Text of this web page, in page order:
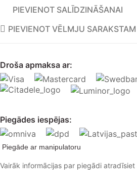
Droša apmaksa ar:
Piegādes iespējas:
Piegāde ar manipulatoru
Vairāk informācijas par piegādi atradīsiet
PIEVIENOT SALĪDZINĀŠANAI
PIEVIENOT VĒLMJU SARAKSTAM